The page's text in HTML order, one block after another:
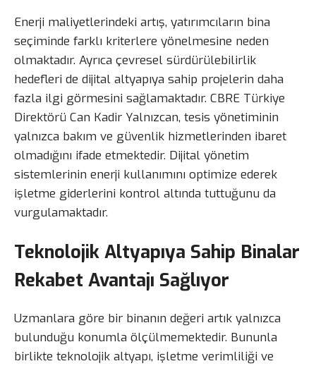
Enerji maliyetlerindeki artış, yatırımcıların bina
seçiminde farklı kriterlere yönelmesine neden
olmaktadır. Ayrıca çevresel sürdürülebilirlik
hedefleri de dijital altyapıya sahip projelerin daha
fazla ilgi görmesini sağlamaktadır. CBRE Türkiye
Direktörü Can Kadir Yalnızcan, tesis yönetiminin
yalnızca bakım ve güvenlik hizmetlerinden ibaret
olmadığını ifade etmektedir. Dijital yönetim
sistemlerinin enerji kullanımını optimize ederek
işletme giderlerini kontrol altında tuttuğunu da
vurgulamaktadır.
Teknolojik Altyapıya Sahip Binalar
Rekabet Avantajı Sağlıyor
Uzmanlara göre bir binanın değeri artık yalnızca
bulunduğu konumla ölçülmemektedir. Bununla
birlikte teknolojik altyapı, işletme verimliliği ve